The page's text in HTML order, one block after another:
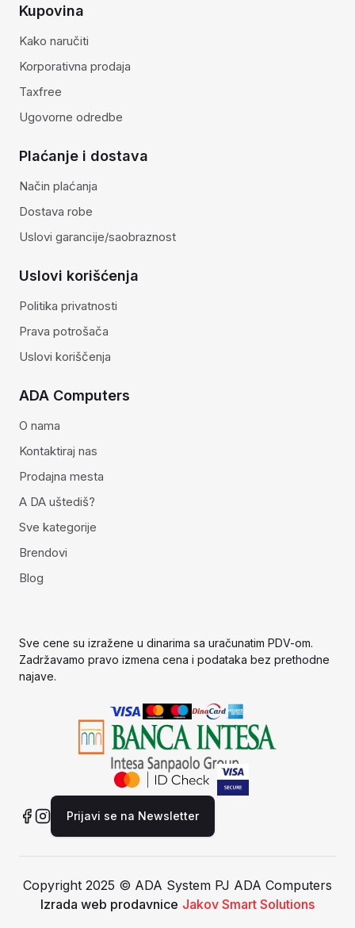
Kupovina
Kako naručiti
Korporativna prodaja
Taxfree
Ugovorne odredbe
Plaćanje i dostava
Način plaćanja
Dostava robe
Uslovi garancije/saobraznost
Uslovi korišćenja
Politika privatnosti
Prava potrošača
Uslovi koriščenja
ADA Computers
O nama
Kontaktiraj nas
Prodajna mesta
A DA uštediš?
Sve kategorije
Brendovi
Blog
Sve cene su izražene u dinarima sa uračunatim PDV-om.
Zadržavamo pravo izmena cena i podataka bez prethodne
najave.
Prijavi se na Newsletter
Copyright 2025 © ADA System PJ ADA Computers
Izrada web prodavnice Jakov Smart Solutions